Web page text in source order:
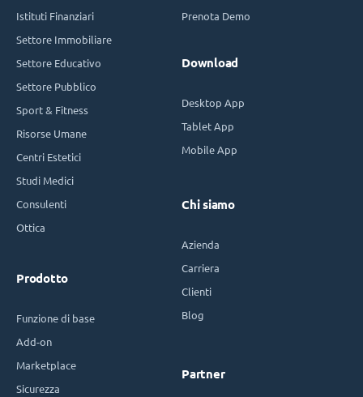
Istituti Finanziari
Settore Immobiliare
Settore Educativo
Settore Pubblico
Sport & Fitness
Risorse Umane
Centri Estetici
Studi Medici
Consulenti
Ottica
Prodotto
Funzione di base
Add-on
Marketplace
Sicurezza
Prenota Demo
Download
Desktop App
Tablet App
Mobile App
Chi siamo
Azienda
Carriera
Clienti
Blog
Partner